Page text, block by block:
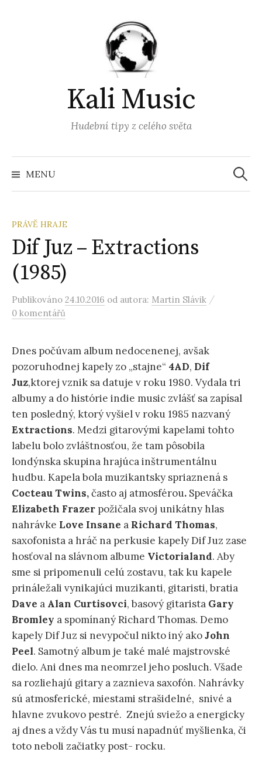
Kali Music
Hudební tipy z celého světa
MENU
PRÁVĚ HRAJE
Dif Juz – Extractions
(1985)
Publikováno 24.10.2016 od autora: Martin Slávik /
0 komentářů
Dnes počúvam album nedocenenej, avšak
pozoruhodnej kapely zo „stajne“ 4AD, Dif
Juz,ktorej vznik sa datuje v roku 1980. Vydala tri
albumy a do histórie indie music zvlášť sa zapísal
ten posledný, ktorý vyšiel v roku 1985 nazvaný
Extractions. Medzi gitarovými kapelami tohto
labelu bolo zvláštnosťou, že tam pôsobila
londýnska skupina hrajúca inštrumentálnu
hudbu. Kapela bola muzikantsky spriaznená s
Cocteau Twins,často aj atmosférou. Speváčka
Elizabeth Frazer požičala svoj unikátny hlas
nahrávke Love Insane a Richard Thomas,
saxofonista a hráč na perkusie kapely Dif Juz zase
hosťoval na slávnom albume Victorialand. Aby
sme si pripomenuli celú zostavu, tak ku kapele
prináležali vynikajúci muzikanti, gitaristi, bratia
Dave a Alan Curtisovci, basový gitarista Gary
Bromley a spomínaný Richard Thomas. Demo
kapely Dif Juz si nevypočul nikto iný akoJohn
Peel. Samotný album je také malé majstrovské
dielo. Ani dnes ma neomrzel jeho posluch. Všade
sa rozliehajú gitary a zaznieva saxofón. Nahrávky
sú atmosferické, miestami strašidelné, snivé a
hlavne zvukovo pestré. Znejú sviežo a energicky
aj dnes a vždy Vás tu musí napadnúť myšlienka, či
toto neboli začiatky post- rocku.